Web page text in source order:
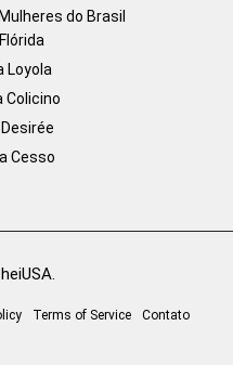
do Brasil
Loyola
Colicino
Cesso
Terms of Service Contato